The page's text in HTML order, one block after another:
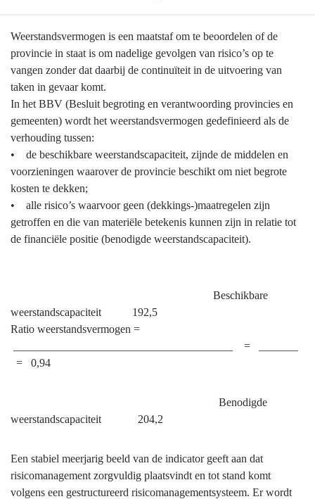
Terug
naar
navigatie
Weerstandsvermogen
risicobeheersing
Ratio
weerstandsvermogen
Weerstandsvermogen is een maatstaf om te beoordelen of de
provincie in staat is om nadelige gevolgen van risico’s op te
vangen zonder dat daarbij de continuïteit in de uitvoering van
taken in gevaar komt.
In het BBV (Besluit begroting en verantwoording provincies en
gemeenten) wordt het weerstandsvermogen gedefinieerd als de
verhouding tussen:
• de beschikbare weerstandscapaciteit, zijnde de middelen en
voorzieningen waarover de provincie beschikt om niet begrote
kosten te dekken;
• alle risico’s waarvoor geen (dekkings-)maatregelen zijn
getroffen en die van materiële betekenis kunnen zijn in relatie tot
de financiële positie (benodigde weerstandscapaciteit).
Beschikbare
weerstandscapaciteit 192,5
Ratio weerstandsvermogen =
_______________________________________ = _______
= 0,94
Benodigde
weerstandscapaciteit 204,2
Een stabiel meerjarig beeld van de indicator geeft aan dat
risicomanagement zorgvuldig plaatsvindt en tot stand komt
volgens een gestructureerd risicomanagementsysteem. Er wordt